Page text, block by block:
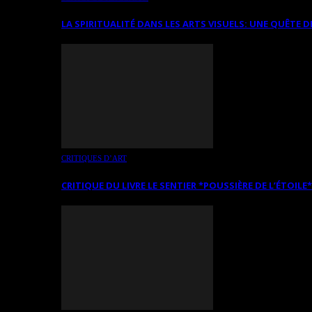
LA SPIRITUALITÉ DANS LES ARTS VISUELS: UNE QUÊTE
CRITIQUES D’ART
CRITIQUE DU LIVRE LE SENTIER *POUSSIÈRE DE L’ÉTOILE*